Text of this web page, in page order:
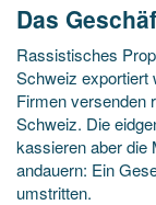
Das
Rassistisches
Schweiz exportiert
Firmen versenden
Schweiz. Die
kassieren aber die
andauern: Ein
umstritten.